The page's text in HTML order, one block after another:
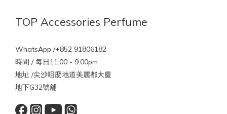
TOP Accessories Perfume
WhatsApp /+852 91806182
時間 / 每日11:00 - 9:00pm
地址 /尖沙咀麼地道美麗都大廈
地下G32號舖